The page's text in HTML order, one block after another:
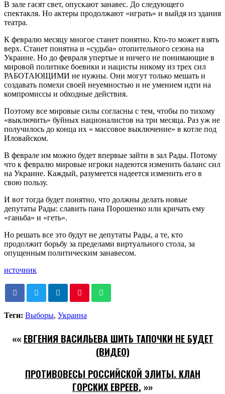
В зале гасят свет, опускают занавес. До следующего
спектакля. Но актеры продолжают «играть» и выйдя из здания
театра.
К февралю месяцу многое станет понятно. Кто-то может взять
верх. Станет понятна и «судьба» отопительного сезона на
Украине. Но до февраля упертые и ничего не понимающие в
мировой политике боевики и нацисты никому из трех сил
РАБОТАЮЩИМИ не нужны. Они могут только мешать и
создавать помехи своей неуемностью и не умением идти на
компромиссы и обходные действия.
Поэтому все мировые силы согласны с тем, чтобы по тихому
«выключить» буйных националистов на три месяца. Раз уж не
получилось до конца их « массовое выключение» в котле под
Иловайском.
В феврале им можно будет впервые зайти в зал Рады. Потому
что к февралю мировые игроки надеются изменить баланс сил
на Украине. Каждый, разумеется надеется изменить его в
свою пользу.
И вот тогда будет понятно, что должны делать новые
депутаты Рады: славить пана Порошенко или кричать ему
«ганьба» и «геть».
Но решать все это будут не депутаты Рады, а те, кто
продолжит борьбу за пределами виртуального стола, за
опущенным политическим занавесом.
источник
Теги: Выборы, Украина
«« ЕВГЕНИЯ ВАСИЛЬЕВА ШИТЬ ТАПОЧКИ НЕ БУДЕТ
(ВИДЕО)
ПРОТИВОВЕСЫ РОССИЙСКОЙ ЭЛИТЫ. КЛАН
ГОРСКИХ ЕВРЕЕВ. »»